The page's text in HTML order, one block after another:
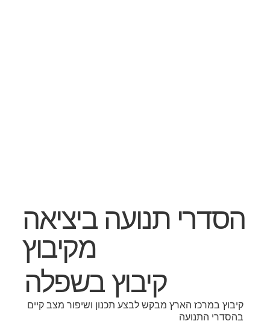
הסדרי תנועה ביציאה
מקיבוץ
קיבוץ בשפלה
קיבוץ במרכז הארץ מבקש לבצע תכנון ושיפור מצב קיים
בהסדרי התנועה